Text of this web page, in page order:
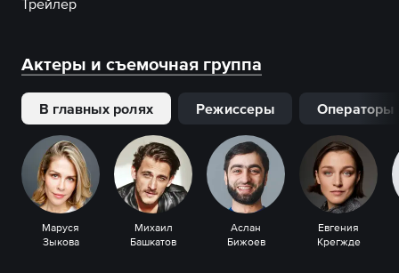
Трейлер
Актеры и съемочная группа
В главных ролях Режиссеры Операторы
Маруся
Зыкова
Михаил
Башкатов
Аслан
Бижоев
Евгения
Крегжде